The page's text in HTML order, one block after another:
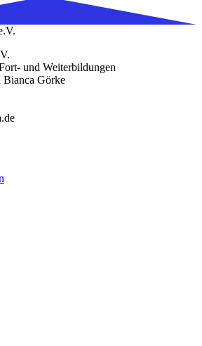
und Weiterbildungen
Bianca Görke